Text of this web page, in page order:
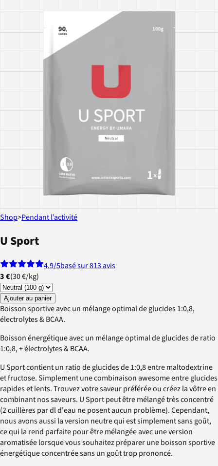
Shop>Pendant l’activité
U Sport
4.9/5basé sur 813 avis
3 €(30 €/kg)
Ajouter au panier
Boisson sportive avec un mélange optimal de glucides 1:0,8,
électrolytes & BCAA.
Boisson énergétique avec un mélange optimal de glucides de ratio
1:0,8, + électrolytes & BCAA.
U Sport contient un ratio de glucides de 1:0,8 entre maltodextrine
et fructose. Simplement une combinaison awesome entre glucides
rapides et lents. Trouvez votre saveur préférée ou créez la vôtre en
combinant nos saveurs. U Sport peut être mélangé très concentré
(2 cuillères par dl d'eau ne posent aucun problème). Cependant,
nous avons aussi la version neutre qui est simplement sans goût,
ce qui la rend parfaite pour être mélangée avec une version
aromatisée lorsque vous souhaitez préparer une boisson sportive
énergétique concentrée sans un goût trop prononcé.